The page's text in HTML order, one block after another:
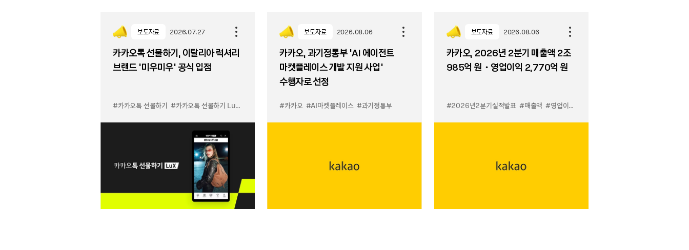
보도자료 2026.07.27
카카오톡 선물하기, 이탈리아 럭셔리
브랜드 '미우미우' 공식 입점
#카카오톡 선물하기 #카카오톡 선물하기 LuX 미우미우 입점 #선물하기 LuX #선물하기 미우미우 입점
보도자료 2026.08.06
카카오, 과기정통부 ‘AI 에이전트
마켓플레이스 개발 지원 사업’
수행자로 선정
#카카오 #AI마켓플레이스 #과기정통부
보도자료 2026.08.06
카카오, 2026년 2분기 매출액 2조
985억 원・영업이익 2,770억 원
#2026년2분기실적발표 #매출액 #영업이익